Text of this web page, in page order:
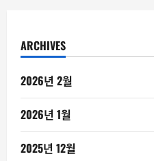
ARCHIVES
2026년 2월
2026년 1월
2025년 12월